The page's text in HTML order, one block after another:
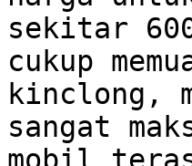
sekitar
cukup
kinclong,
sangat